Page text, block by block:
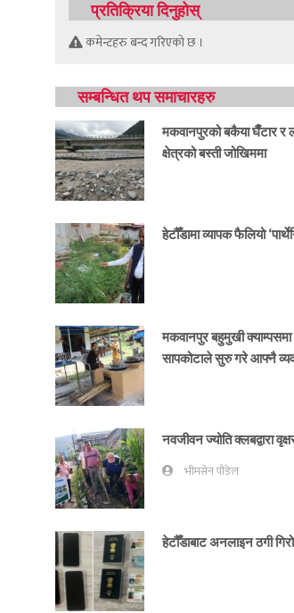
प्रतिक्रिया दिनुहोस्
कमेन्टहरु बन्द गरिएको छ ।
सम्बन्धित थप समाचारहरु
मकवानपुरको बकैया घैँटार र
क्षेत्रको बस्ती जोखिममा
हेटौँडामा व्यापक फैलियो
मकवानपुर बहुमुखी
सापकोटाले सुरु गरे आफ्नै
नवजीवन ज्योति क्लबद्वारा
भीमसेन पौडेल
हेटौँडाबाट अनलाइन ठगी